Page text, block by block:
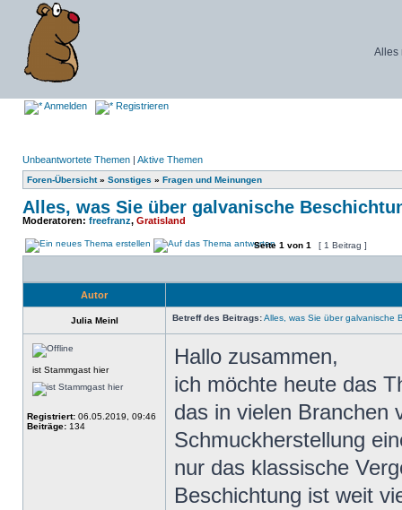
Alles
Anmelden Registrieren
Unbeantwortete Themen | Aktive Themen
Foren-Übersicht» Sonstiges » Fragen und Meinungen
Alles, was Sie über galvanische
Moderatoren: freefranz, Gratisland
Seite 1 von 1 [ 1 Beitrag ]
Autor
Julia Meinl Betreff des Beitrags:Alles, was Sie über galvanische
ist Stammgast hier
Registriert: 06.05.2019, 09:46
Beiträge: 134
Hallo zusammen,
ich möchte heute das
das in vielen Branchen
Schmuckherstellung
nur das klassische
Beschichtung ist weit